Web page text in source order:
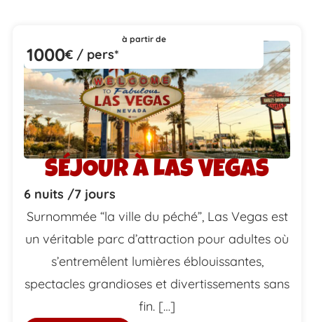
à partir de
1000€ / pers*
SÉJOUR À LAS VEGAS
6 nuits /7 jours
Surnommée “la ville du péché”, Las Vegas est
un véritable parc d’attraction pour adultes où
s’entremêlent lumières éblouissantes,
spectacles grandioses et divertissements sans
fin. […]